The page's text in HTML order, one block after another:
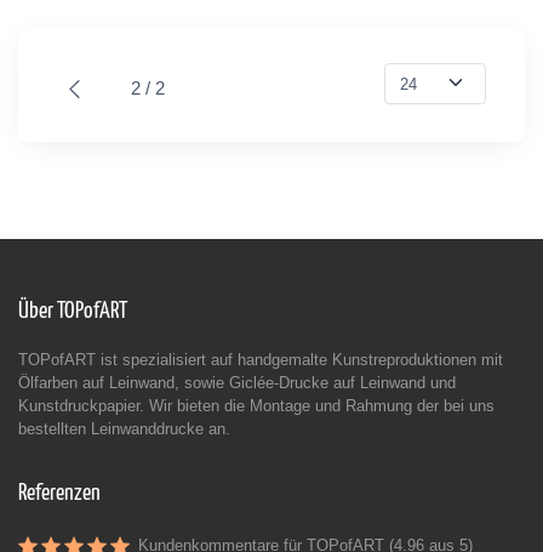
2 / 2
Über TOPofART
TOPofART ist spezialisiert auf handgemalte Kunstreproduktionen mit
Ölfarben auf Leinwand, sowie Giclée-Drucke auf Leinwand und
Kunstdruckpapier. Wir bieten die Montage und Rahmung der bei uns
bestellten Leinwanddrucke an.
Referenzen
Kundenkommentare für TOPofART (4.96 aus 5)